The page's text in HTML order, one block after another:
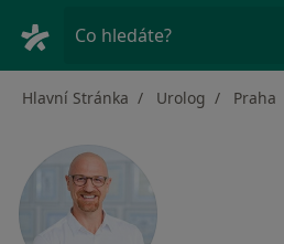
Co hledáte?
Hlavní Stránka Urolog Praha